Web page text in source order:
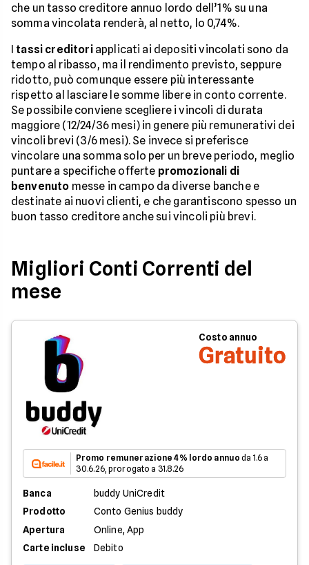
che un tasso creditore annuo lordo dell’1% su una
somma vincolata renderà, al netto, lo 0,74%.
I tassi creditoriapplicati ai depositi vincolati sono da
tempo al ribasso, ma il rendimento previsto, seppure
ridotto, può comunque essere più interessante
rispetto al lasciare le somme libere in conto corrente.
Se possibile conviene scegliere i vincoli di durata
maggiore (12/24/36 mesi) in genere più remunerativi dei
vincoli brevi (3/6 mesi). Se invece si preferisce
vincolare una somma solo per un breve periodo, meglio
puntare a specifiche offerte promozionali di
benvenuto messe in campo da diverse banche e
destinate ai nuovi clienti, e che garantiscono spesso un
buon tasso creditore anche sui vincoli più brevi.
Migliori Conti Correnti del
mese
Costo annuo
Gratuito
Promo remunerazione 4% lordo annuo da 1.6 a
30.6.26, prorogato a 31.8.26
Banca
buddy UniCredit
Prodotto
Conto Genius buddy
Apertura
Online, App
Carte incluse
Debito